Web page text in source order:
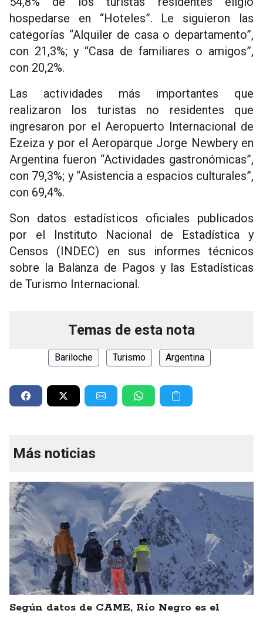
hospedarse en “Hoteles”. Le siguieron las
categorías “Alquiler de casa o departamento”,
con 21,3%; y “Casa de familiares o amigos”,
con 20,2%.
Las actividades más importantes que
realizaron los turistas no residentes que
ingresaron por el Aeropuerto Internacional de
Ezeiza y por el Aeroparque Jorge Newbery en
Argentina fueron “Actividades gastronómicas”,
con 79,3%; y “Asistencia a espacios culturales”,
con 69,4%.
Son datos estadísticos oficiales publicados
por el Instituto Nacional de Estadística y
Censos (INDEC) en sus informes técnicos
sobre la Balanza de Pagos y las Estadísticas
de Turismo Internacional.
Temas de esta nota
Bariloche Turismo Argentina
Más noticias
Según datos de CAME, Río Negro es el